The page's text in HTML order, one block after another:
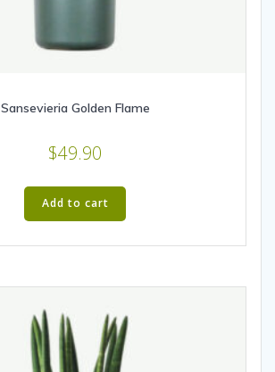
Sansevieria Golden Flame
$49.90
Add to cart